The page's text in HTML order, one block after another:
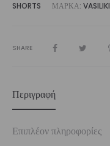
SHORTS
ΜΆΡΚΑ: VASILIKI
SHARE
Περιγραφή
Επιπλέον πληροφορίες